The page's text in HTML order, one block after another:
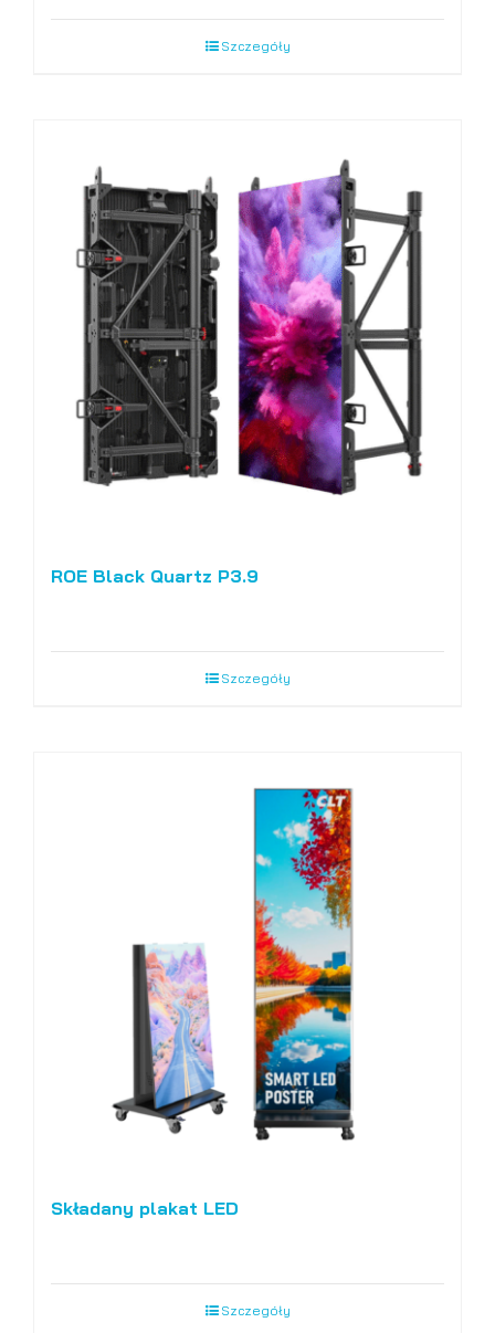
Szczegóły
ROE Black Quartz P3.9
Szczegóły
Składany plakat LED
Szczegóły